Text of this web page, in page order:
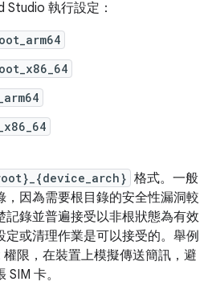
執行設定：
格式。一般
，因為需要根目錄的安全性漏洞較
記錄並普遍接受以非根狀態為有效
或清理作業是可以接受的。舉例
限，在裝置上模擬傳送簡訊，避
卡。